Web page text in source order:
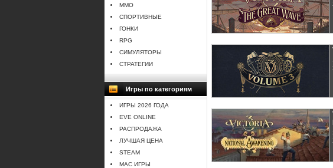
MMO
СПОРТИВНЫЕ
ГОНКИ
RPG
СИМУЛЯТОРЫ
СТРАТЕГИИ
Игры по категориям
ИГРЫ 2026 ГОДА
EVE ONLINE
РАСПРОДАЖА
ЛУЧШАЯ ЦЕНА
STEAM
MAC ИГРЫ